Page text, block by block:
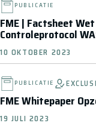
PUBLICATIE
FME | Factsheet
Controleprotocol
10 OKTOBER 2023
PUBLICATIE
FME Whitepaper
19 JULI 2023